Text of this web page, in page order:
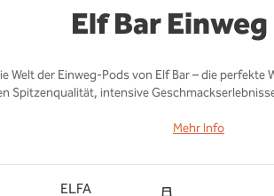
Elf Bar
Welt der Einweg-Pods von Elf Bar – die
Spitzenqualität, intensive
Mehr Info
ELFA